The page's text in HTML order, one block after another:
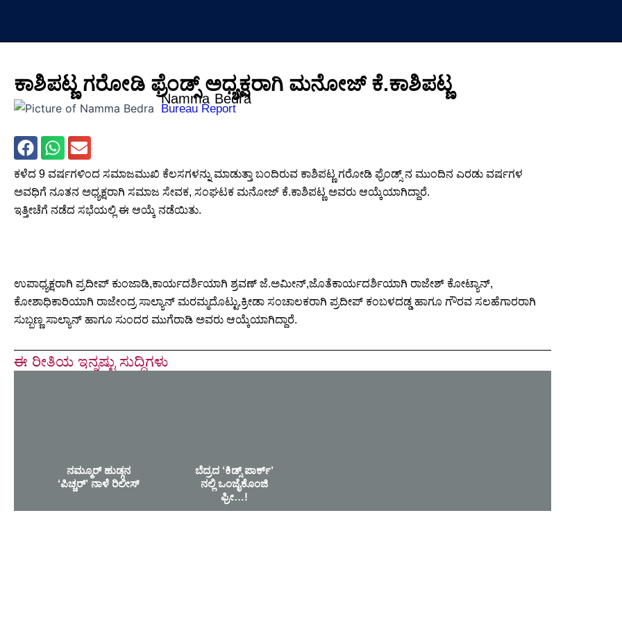
content
ಕಾಶಿಪಟ್ಣ ಗರೋಡಿ ಫ್ರೆಂಡ್ಸ್ ಅಧ್ಯಕ್ಷರಾಗಿ ಮನೋಜ್ ಕೆ.ಕಾಶಿಪಟ್ಣ
Namma Bedra
Bureau Report
ಕಳೆದ 9 ವರ್ಷಗಳಿಂದ ಸಮಾಜಮುಖಿ ಕೆಲಸಗಳನ್ನು ಮಾಡುತ್ತಾ ಬಂದಿರುವ ಕಾಶಿಪಟ್ಣ ಗರೋಡಿ ಫ್ರೆಂಡ್ಸ್ ನ ಮುಂದಿನ ಎರಡು ವರ್ಷಗಳ
ಅವಧಿಗೆ ನೂತನ ಅಧ್ಯಕ್ಷರಾಗಿ ಸಮಾಜ ಸೇವಕ, ಸಂಘಟಕ ಮನೋಜ್ ಕೆ‌.ಕಾಶಿಪಟ್ಣ ಅವರು ಆಯ್ಕೆಯಾಗಿದ್ದಾರೆ.
ಇತ್ತೀಚೆಗೆ ನಡೆದ ಸಭೆಯಲ್ಲಿ ಈ ಆಯ್ಕೆ ನಡೆಯಿತು.
ಉಪಾಧ್ಯಕ್ಷರಾಗಿ ಪ್ರದೀಪ್ ಕುಂಜಾಡಿ,ಕಾರ್ಯದರ್ಶಿಯಾಗಿ ಶ್ರವಣ್ ಜೆ.ಅಮೀನ್,ಜೊತೆಕಾರ್ಯದರ್ಶಿಯಾಗಿ ರಾಜೇಶ್ ಕೋಟ್ಯಾನ್,
ಕೋಶಾಧಿಕಾರಿಯಾಗಿ ರಾಜೇಂದ್ರ ಸಾಲ್ಯಾನ್ ಮರಮ್ಮದೊಟ್ಟು,ಕ್ರೀಡಾ ಸಂಚಾಲಕರಾಗಿ ಪ್ರದೀಪ್ ಕಂಬಳದಡ್ಡ ಹಾಗೂ ಗೌರವ ಸಲಹೆಗಾರರಾಗಿ
ಸುಬ್ಬಣ್ಣ ಸಾಲ್ಯಾನ್ ಹಾಗೂ ಸುಂದರ ಮುಗೆರಾಡಿ ಅವರು ಆಯ್ಕೆಯಾಗಿದ್ದಾರೆ.
ಈ ರೀತಿಯ ಇನ್ನಷ್ಟು ಸುದ್ದಿಗಳು
ನಮ್ಮೂರ್ ಹುಡ್ಗನ
‘ಪಿಚ್ಚರ್’ ನಾಳೆ ರಿಲೀಸ್
ಬೆದ್ರದ ‘ಕಿಡ್ಸ್ ಪಾರ್ಕ್’
ನಲ್ಲಿ ಒಂಜೈಕೊಂಜಿ
ಫ್ರೀ…!